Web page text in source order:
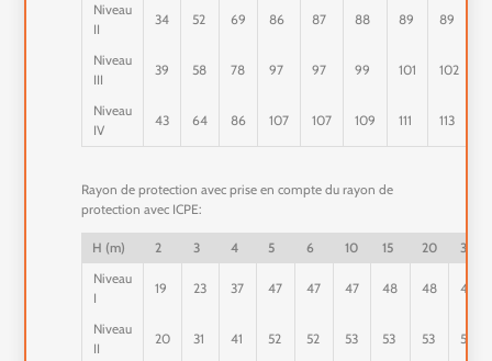
Niveau
II
34 52 69 86 87 88 89 89
Niveau
III
39 58 78 97 97 99 101 102
Niveau
IV
43 64 86 107 107 109 111 113
Rayon de protection avec prise en compte du rayon de
protection avec ICPE:
H (m) 2 3 4 5 6 10 15 20
30
Niveau
I
19 23 37 47 47 47 48 48 48
Niveau
II
20 31 41 52 52 53 53 53 54